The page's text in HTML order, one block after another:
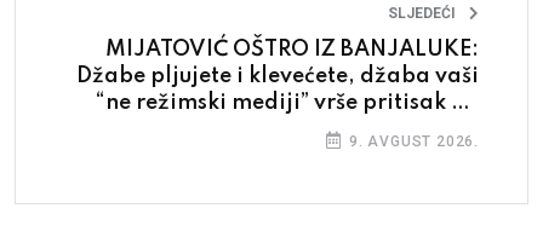
SLJEDEĆI
MIJATOVIĆ OŠTRO IZ BANJALUKE:
Džabe pljujete i klevećete, džaba vaši
“ne režimski mediji” vrše pritisak po
uzoru na režimske
9. AVGUST 2026.